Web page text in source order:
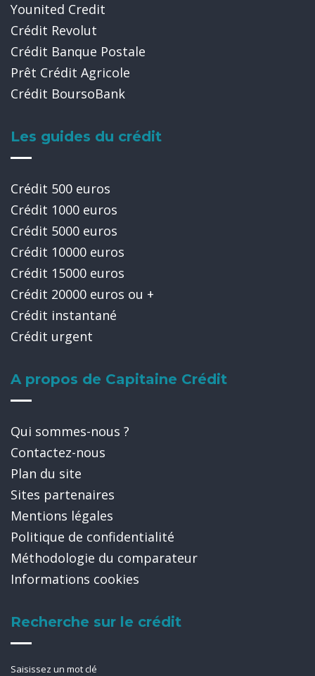
Younited Credit
Crédit Revolut
Crédit Banque Postale
Prêt Crédit Agricole
Crédit BoursoBank
Les guides du crédit
Crédit 500 euros
Crédit 1000 euros
Crédit 5000 euros
Crédit 10000 euros
Crédit 15000 euros
Crédit 20000 euros ou +
Crédit instantané
Crédit urgent
A propos de Capitaine Crédit
Qui sommes-nous ?
Contactez-nous
Plan du site
Sites partenaires
Mentions légales
Politique de confidentialité
Méthodologie du comparateur
Informations cookies
Recherche sur le crédit
Saisissez un mot clé